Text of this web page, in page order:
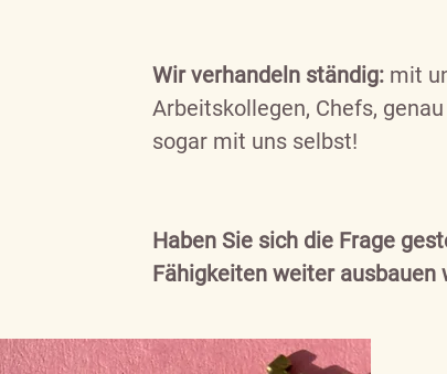
Wir verhandeln ständig: mit
Arbeitskollegen, Chefs,
sogar mit uns selbst!
Haben Sie sich die Frage
Fähigkeiten weiter ausbauen